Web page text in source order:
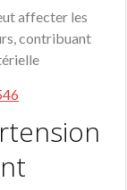
affecter les
contribuant